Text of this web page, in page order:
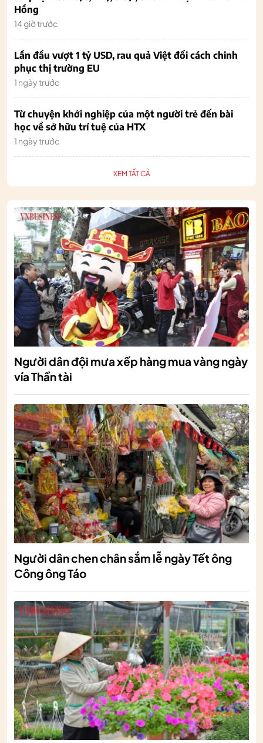
Hồng
14 giờ trước
Lần đầu vượt 1 tỷ USD, rau quả Việt đổi cách chinh
phục thị trường EU
1 ngày trước
Từ chuyện khởi nghiệp của một người trẻ đến bài
học về sở hữu trí tuệ của HTX
1 ngày trước
XEM TẤT CẢ
Người dân đội mưa xếp hàng mua vàng ngày
vía Thần tài
Người dân chen chân sắm lễ ngày Tết ông
Công ông Táo